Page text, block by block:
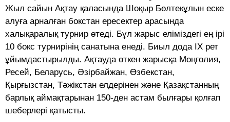
Жыл сайын Ақтау қаласында Шоқыр Бөлтекұлын еске
алуға арналған бокстан ересектер арасында
халықаралық турнир өтеді. Бұл жарыс еліміздегі ең ірі
10 бокс турнирінің санатына енеді. Биыл дода ІХ рет
ұйымдастырылды. Ақтауда өткен жарысқа Моңғолия,
Ресей, Беларусь, Әзірбайжан, Өзбекстан,
Қырғызстан, Тәжікстан елдерінен және Қазақстанның
барлық аймақтарынан 150-ден астам былғары қолғап
шеберлері қатысты.